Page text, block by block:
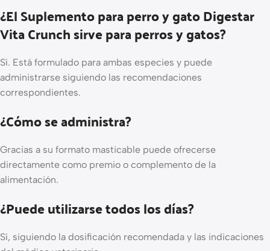
¿El Suplemento para perro y gato Digestar
Vita Crunch sirve para perros y gatos?
Sí. Está formulado para ambas especies y puede
administrarse siguiendo las recomendaciones
correspondientes.
¿Cómo se administra?
Gracias a su formato masticable puede ofrecerse
directamente como premio o complemento de la
alimentación.
¿Puede utilizarse todos los días?
Sí, siguiendo la dosificación recomendada y las indicaciones